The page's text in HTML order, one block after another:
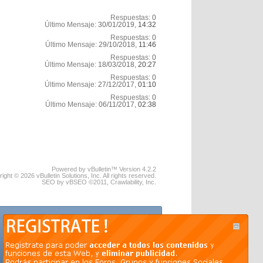
Respuestas: 0
Último Mensaje: 30/01/2019, 14:32
Respuestas: 0
Último Mensaje: 29/10/2018, 11:46
Respuestas: 0
Último Mensaje: 18/03/2018, 20:27
Respuestas: 0
Último Mensaje: 27/12/2017, 01:10
Respuestas: 0
Último Mensaje: 06/11/2017, 02:38
Powered by vBulletin™ Version 4.2.2
© 2026 vBulletin Solutions, Inc. All rights reserved.
SEO by vBSEO ©2011, Crawlability, Inc.